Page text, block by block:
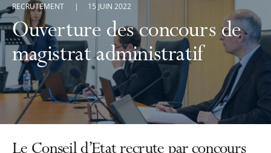
Ouverture des concours de
magistrat administratif
RECRUTEMENT 15 JUIN 2022